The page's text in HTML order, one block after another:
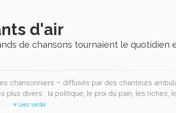
d'air
de chansons tournaient le quotidien
chansonniers – diffusés par des chanteurs
divers : la politique, le prix du pain, les riches,
Lees verder